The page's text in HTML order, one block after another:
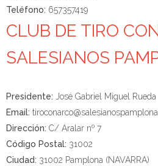
Teléfono: 657357419
CLUB DE TIRO
SALESIANOS
Presidente: José Gabriel Miguel Rueda
Email:
Dirección: C/ Aralar nº 7
Código Postal: 31002
Ciudad: 31002 Pamplona (NAVARRA)